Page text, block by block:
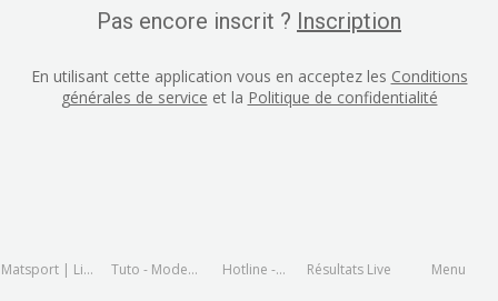
Pas encore inscrit ? Inscription
En utilisant cette application vous en acceptez les Conditions
générales de service et la Politique de confidentialité
Matsport | Live
Tuto - Mode
Hotline -
Résultats Live Menu